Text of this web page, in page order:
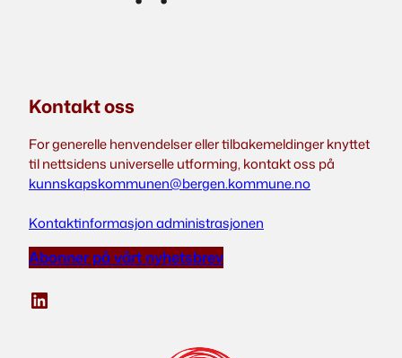
Kontakt oss
For generelle henvendelser eller tilbakemeldinger knyttet
til nettsidens universelle utforming, kontakt oss på
kunnskapskommunen@bergen.kommune.no
Kontaktinformasjon administrasjonen
Abonner på vårt nyhetsbrev
LinkedIn